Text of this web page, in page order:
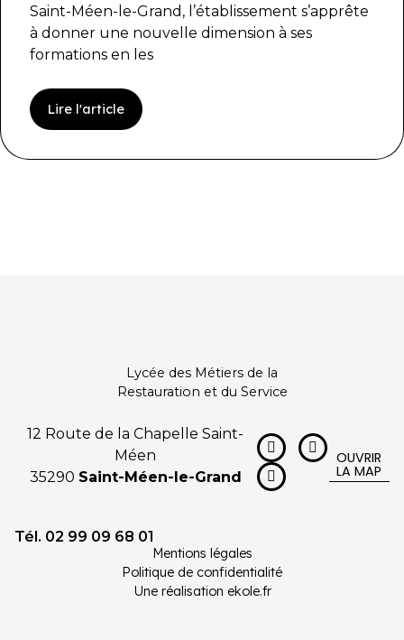
Saint-Méen-le-Grand, l’établissement s’apprête
à donner une nouvelle dimension à ses
formations en les
Lire l'article
Lycée des Métiers de la
Restauration et du Service
12 Route de la Chapelle Saint-
Méen
35290 Saint-Méen-le-Grand
OUVRIR
LA MAP
Tél. 02 99 09 68 01
Mentions légales
Politique de confidentialité
Une réalisation ekole.fr